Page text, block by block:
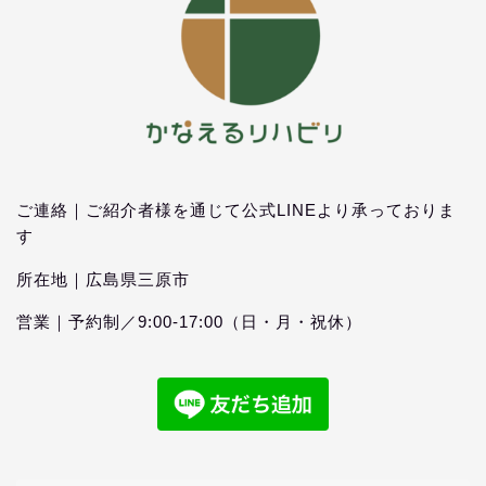
ご連絡｜ご紹介者様を通じて公式LINEより承っておりま
す
所在地｜広島県三原市
営業｜予約制／9:00‐17:00（日・月・祝休）